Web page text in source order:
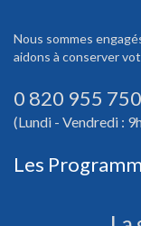
Nous sommes
aidons à conserver
0 820 955 750
(Lundi - Vendredi :
Les